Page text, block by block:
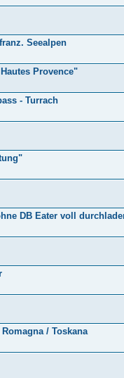
Seealpen
Provence"
- Turrach
DB Eater voll
/ Toskana